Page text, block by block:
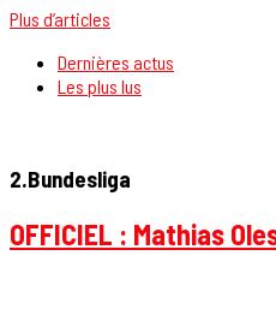
Plus d’articles
Dernières actus
Les plus lus
2.Bundesliga
OFFICIEL : Mathias